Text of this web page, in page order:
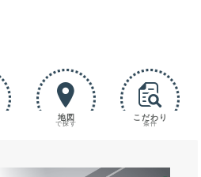
地図
で探す
こだわり
条件